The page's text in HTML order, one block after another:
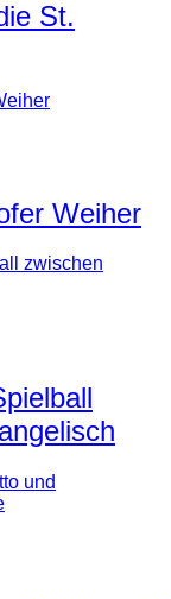
St.
Weiher